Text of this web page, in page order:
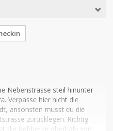
Nebenstrasse steil hinunter
Verpasse hier nicht die
ansonsten musst du die
zurücklegen. Richtig
die Rebberge oberhalb von